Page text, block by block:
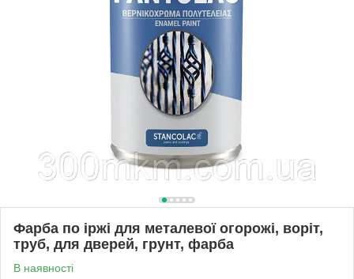
Фарба по іржі для металевої огорожі, воріт,
труб, для дверей, грунт, фарба
В наявності